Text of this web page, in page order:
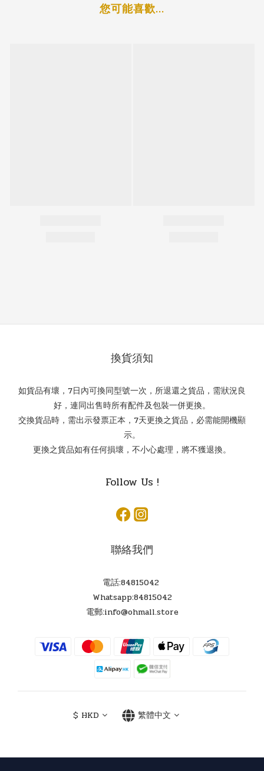
您可能喜歡...
換貨須知
如貨品有壞，7日內可換同型號一次，所退還之貨品，需狀況良
好，連同出售時所有配件及包裝一併更換。
交換貨品時，需出示發票正本，7天更換之貨品，必需能開機顯
示。
更換之貨品如有任何損壞，不小心處理，將不獲退換。
Follow Us !
聯絡我們
電話:84815042
Whatsapp:84815042
電郵:info@ohmall.store
$ HKD 繁體中文